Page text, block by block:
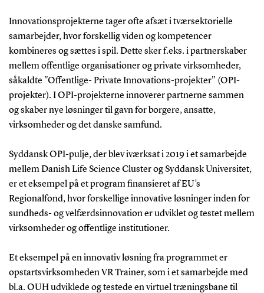
Innovationsprojekterne tager ofte afsæt i tværsektorielle
samarbejder, hvor forskellig viden og kompetencer
kombineres og sættes i spil. Dette sker f.eks. i partnerskaber
mellem offentlige organisationer og private virksomheder,
såkaldte "Offentlige- Private Innovations-projekter" (OPI-
projekter). I OPI-projekterne innoverer partnerne sammen
og skaber nye løsninger til gavn for borgere, ansatte,
virksomheder og det danske samfund.
Syddansk OPI-pulje, der blev iværksat i 2019 i et samarbejde
mellem Danish Life Science Cluster og Syddansk Universitet,
er et eksempel på et program finansieret af EU’s
Regionalfond, hvor forskellige innovative løsninger inden for
sundheds- og velfærdsinnovation er udviklet og testet mellem
virksomheder og offentlige institutioner.
Et eksempel på en innovativ løsning fra programmet er
opstartsvirksomheden VR Trainer, som i et samarbejde med
bl.a. OUH udviklede og testede en virtuel træningsbane til